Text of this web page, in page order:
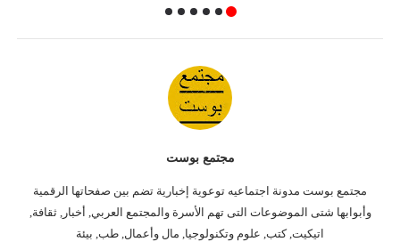
مجتمع بوست
مجتمع بوست مدونة اجتماعيه توعوية إخبارية تضم بين صفحاتها الرقمية
وأبوابها شتى الموضوعات التى تهم الأسرة والمجتمع العربي, أخبار, ثقافة,
اتيكيت, كتب, علوم وتكنولوجيا, مال وأعمال, طب, بيئة